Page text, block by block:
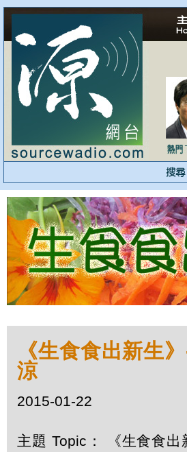
《生食食出新生
涼
2015-01-22
主題 Topic： 《生食食出